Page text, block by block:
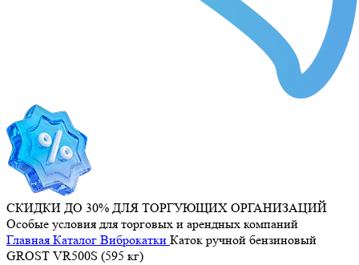
СКИДКИ ДО 30% ДЛЯ ТОРГУЮЩИХ ОРГАНИЗАЦИЙ
Особые условия для торговых и арендных компаний
Главная Каталог Виброкатки Каток ручной бензиновый
GROST VR500S (595 кг)